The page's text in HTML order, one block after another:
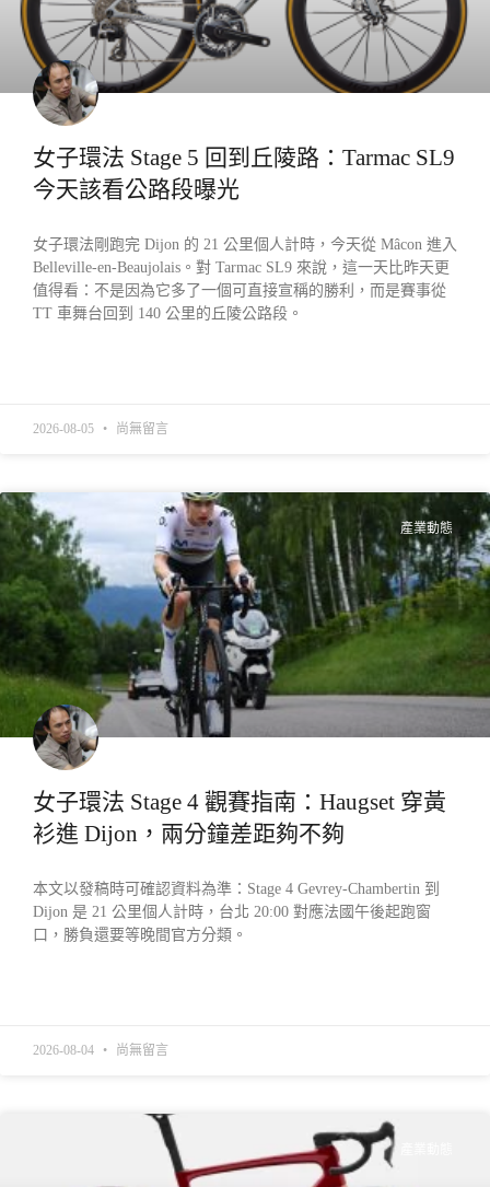
女子環法 Stage 5 回到丘陵路：Tarmac SL9
今天該看公路段曝光
女子環法剛跑完 Dijon 的 21 公里個人計時，今天從 Mâcon 進入
Belleville-en-Beaujolais。對 Tarmac SL9 來說，這一天比昨天更
值得看：不是因為它多了一個可直接宣稱的勝利，而是賽事從
TT 車舞台回到 140 公里的丘陵公路段。
2026-08-05 尚無留言
產業動態
女子環法 Stage 4 觀賽指南：Haugset 穿黃
衫進 Dijon，兩分鐘差距夠不夠
本文以發稿時可確認資料為準：Stage 4 Gevrey-Chambertin 到
Dijon 是 21 公里個人計時，台北 20:00 對應法國午後起跑窗
口，勝負還要等晚間官方分類。
2026-08-04 尚無留言